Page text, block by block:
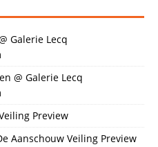
Galerie Lecq
@ Galerie Lecq
Preview
Aanschouw Veiling Preview